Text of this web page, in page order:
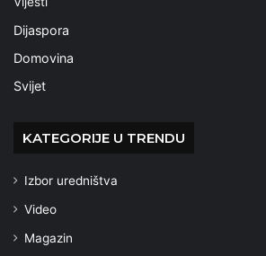
Dijaspora
Domovina
Svijet
KATEGORIJE U TRENDU
Izbor uredništva
Video
Magazin